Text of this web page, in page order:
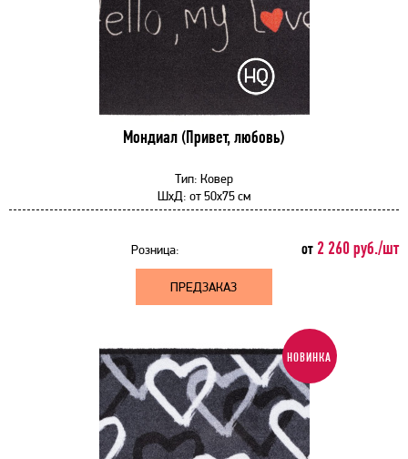
Мондиал (Привет, любовь)
Тип: Ковер
ШхД: от50x75 см
Розница: от 2 260 руб./шт
ПРЕДЗАКАЗ
НОВИНКА